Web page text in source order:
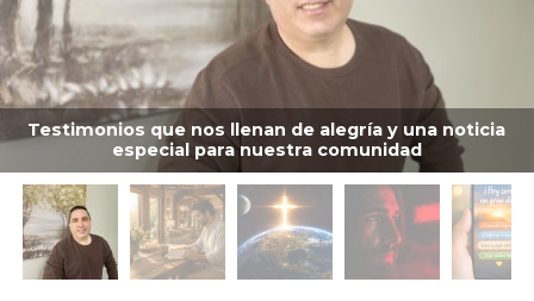
Testimonios que nos llenan de alegría y una noticia
especial para nuestra comunidad